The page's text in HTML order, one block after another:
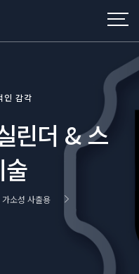
인 감각
린더 & 스
가소성 사출용